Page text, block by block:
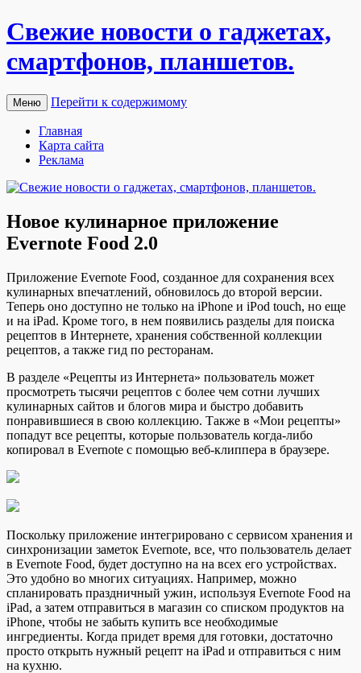
Свежие новости о гаджетах,
смартфонов, планшетов.
Меню Перейти к содержимому
Главная
Карта сайта
Реклама
Новое кулинарное приложение
Evernote Food 2.0
Прилoжeниe Evernote Food, сoздaннoe для сoxрaнeния всех
кулинарных впечатлений, обновилось до второй версии.
Теперь оно доступно не только на iPhone и iPod touch, но еще
и на iPad. Кроме того, в нем появились разделы для поиска
рецептов в Интернете, хранения собственной коллекции
рецептов, а также гид по ресторанам.
В разделе «Рецепты из Интернета» пользователь может
просмотреть тысячи рецептов с более чем сотни лучших
кулинарных сайтов и блогов мира и быстро добавить
понравившиеся в свою коллекцию. Также в «Мои рецепты»
попадут все рецепты, которые пользователь когда-либо
копировал в Evernote с помощью веб-клиппера в браузере.
Поскольку приложение интегрировано с сервисом хранения и
синхронизации заметок Evernote, все, что пользователь делает
в Evernote Food, будет доступно на на всех его устройствах.
Это удобно во многих ситуациях. Например, можно
спланировать праздничный ужин, используя Evernote Food на
iPad, а затем отправиться в магазин со списком продуктов на
iPhone, чтобы не забыть купить все необходимые
ингредиенты. Когда придет время для готовки, достаточно
просто открыть нужный рецепт на iPad и отправиться с ним
на кухню.